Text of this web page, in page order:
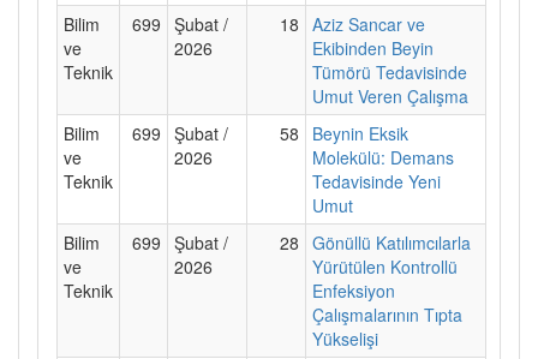
Bilim
ve
Teknik
699 Şubat /
2026
18 Aziz Sancar ve
Ekibinden Beyin
Tümörü Tedavisinde
Umut Veren Çalışma
Bilim
ve
Teknik
699 Şubat /
2026
58
Beynin Eksik
Molekülü: Demans
Tedavisinde Yeni
Umut
Bilim
ve
Teknik
699 Şubat /
2026
28 Gönüllü Katılımcılarla
Yürütülen Kontrollü
Enfeksiyon
Çalışmalarının Tıpta
Yükselişi